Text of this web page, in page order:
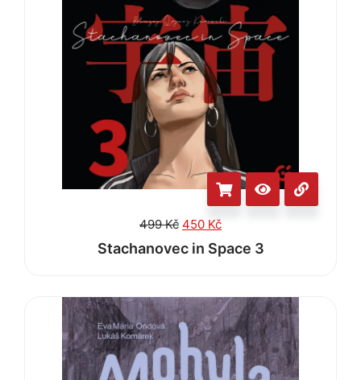
499Kč 450 Kč
Stachanovec in Space 3